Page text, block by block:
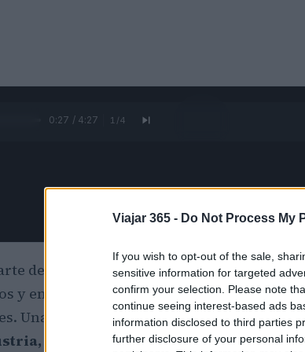
Viajar 365 - Do Not Process My
If you wish to opt-out of the sale,
sensitive information for targeted
confirm your selection. Please note
continue seeing interest-based ads
information disclosed to third parties
further disclosure of your personal
0:28 / 4:27 1 /4
de
es montañosa y se puede
y encantadores pueblos y ciudades
Una cuarta parte de Austria es de baja
también merecen ser visitadas. Ya